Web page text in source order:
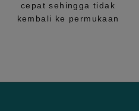
cepat sehingga tidak
kembali ke permukaan